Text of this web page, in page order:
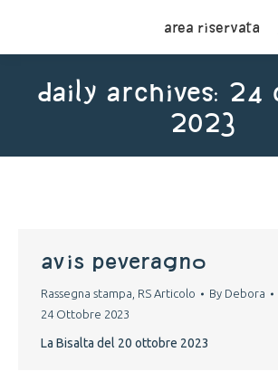
Area riservata
Daily Archives: 24
2023
avis peveragno
Rassegna stampa RS Articolo By Debora
24 Ottobre 2023
La Bisalta del 20 ottobre 2023